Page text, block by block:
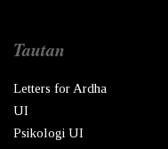
Tautan
Letters for Ardha
UI
Psikologi UI